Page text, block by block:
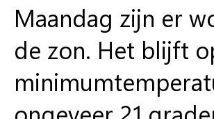
Maandag zijn er
de zon. Het blijft